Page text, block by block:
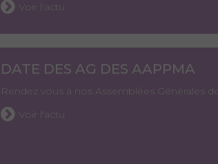
Voir l'actu
DATE DES AG DES AAPPMA
Rendez vous à nos Assemblées Générales
Voir l'actu